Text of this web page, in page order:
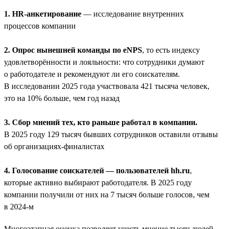
1. HR-анкетирование — исследование внутренних
процессов компании
2. Опрос нынешней команды по eNPS, то есть индексу
удовлетворённости и лояльности: что сотрудники думают
о работодателе и рекомендуют ли его соискателям.
В исследовании 2025 года участвовала 421 тысяча человек,
это на 10% больше, чем год назад
3. Сбор мнений тех, кто раньше работал в компании.
В 2025 году 129 тысяч бывших сотрудников оставили отзывы
об организациях-финалистах
4. Голосование соискателей — пользователей hh.ru,
которые активно выбирают работодателя. В 2025 году
компании получили от них на 7 тысяч больше голосов, чем
в 2024-м